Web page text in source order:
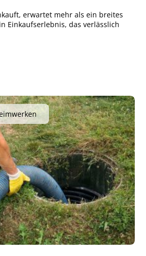
erwartet mehr als ein breites
Einkaufserlebnis, das verlässlich